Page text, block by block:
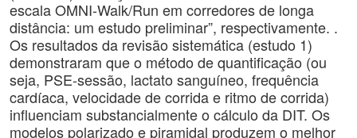
escala OMNI-Walk/Run em corredores de longa
distância: um estudo preliminar”, respectivamente. .
Os resultados da revisão sistemática (estudo 1)
demonstraram que o método de quantificação (ou
seja, PSE-sessão, lactato sanguíneo, frequência
cardíaca, velocidade de corrida e ritmo de corrida)
influenciam substancialmente o cálculo da DIT. Os
modelos polarizado e piramidal produzem o melhor